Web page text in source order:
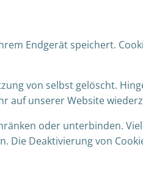
Endgerät speichert.
von selbst gelöscht.
auf unserer Website
oder unterbinden.
Die Deaktivierung von